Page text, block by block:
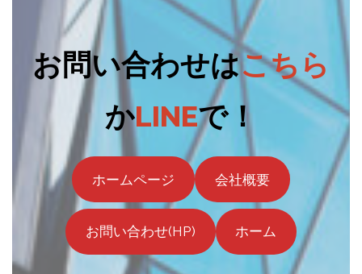
お問い合わせはこちら
かLINEで！
ホームページ 会社概要
お問い合わせ(HP) ホーム